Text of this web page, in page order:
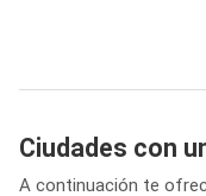
Ciudades con
A continuación te